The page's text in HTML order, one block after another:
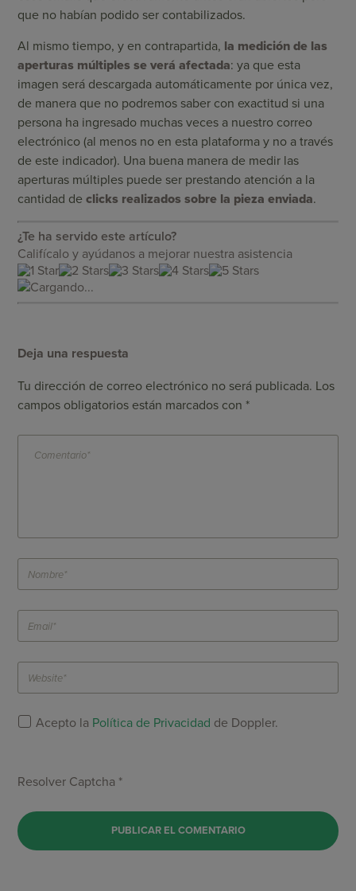
que no habían podido ser contabilizados.
Al mismo tiempo, y en contrapartida, la medición de las
aperturas múltiples se verá afectada: ya que esta
imagen será descargada automáticamente por única vez,
de manera que no podremos saber con exactitud si una
persona ha ingresado muchas veces a nuestro correo
electrónico (al menos no en esta plataforma y no a través
de este indicador). Una buena manera de medir las
aperturas múltiples puede ser prestando atención a la
cantidad declicks realizados sobre la pieza enviada.
¿Te ha servido este artículo?
Califícalo y ayúdanos a mejorar nuestra asistencia
Cargando...
Deja una respuesta
Tu dirección de correo electrónico no será publicada. Los
campos obligatorios están marcados con *
Acepto la Política de Privacidad de Doppler.
Resolver Captcha *